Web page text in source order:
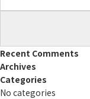
Recent Comments
Archives
Categories
No categories